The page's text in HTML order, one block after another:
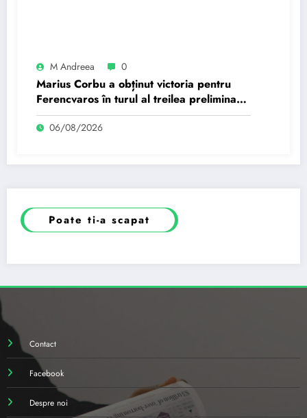
M Andreea 0
Marius Corbu a obținut victoria pentru
Ferencvaros în turul al treilea preliminar
al Ligii Europene.
06/08/2026
Poate ti-a scapat
Contact
Facebook
Despre noi